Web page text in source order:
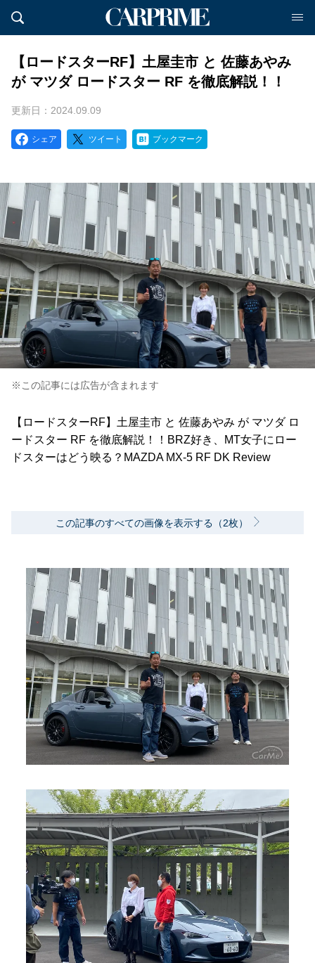
【ロードスターRF】土屋圭市 と 佐藤あやみ
が マツダ ロードスター RF を徹底解説！！
更新日：2024.09.09
シェア ツイート ブックマーク
※この記事には広告が含まれます
【ロードスターRF】土屋圭市 と 佐藤あやみ が マツダ ロ
ードスター RF を徹底解説！！BRZ好き、MT女子にロー
ドスターはどう映る？MAZDA MX-5 RF DK Review
この記事のすべての画像を表示する（2枚）